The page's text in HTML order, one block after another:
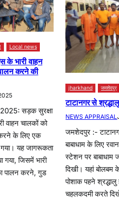
Local news
के भारी वाहन
करने की
2025: सड़क सुरक्षा
वाहन चालकों को
करने के लिए एक
यह जागरूकता
गया, जिसमें भारी
पालन करने, गुड
jharkhand जमशेदपुर
टाटानगर से
NEWS APPRAISAL
जमशेदपुर :-
बाबाधाम के लिए
स्टेशन पर बाबाधाम
दिखी। यहां
पोशाक पहने
चहलकदमी करते